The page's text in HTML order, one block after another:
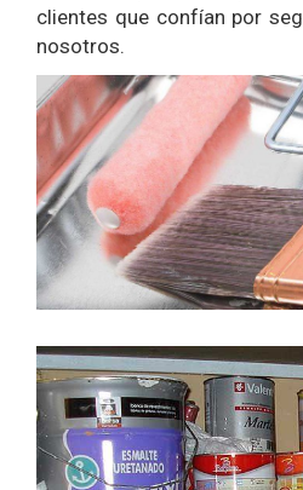
clientes que confían por
nosotros.